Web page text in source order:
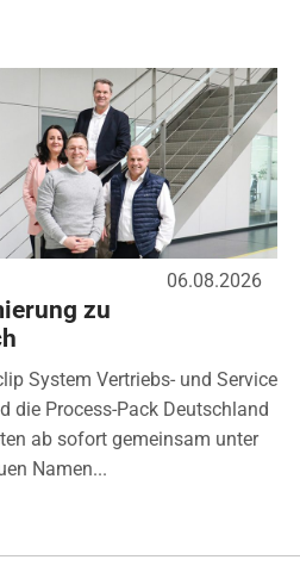
06.08.2026
zu
System Vertriebs- und Service
die Process-Pack Deutschland
ab sofort gemeinsam unter
Namen...